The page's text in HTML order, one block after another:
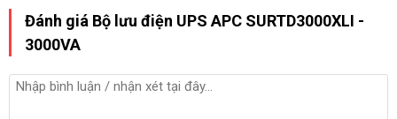
Đánh giá Bộ lưu điện UPS APC SURTD3000XLI -
3000VA